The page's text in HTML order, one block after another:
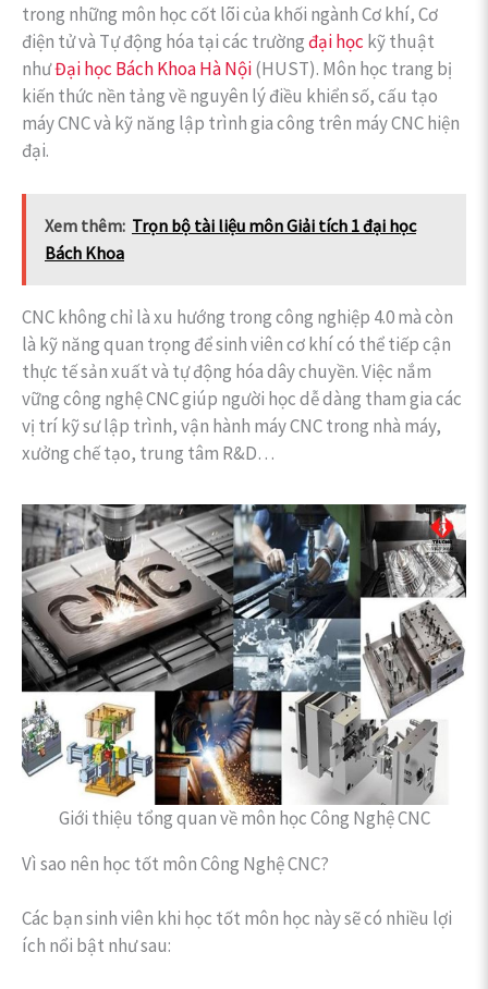
trong những môn học cốt lõi của khối ngành Cơ khí, Cơ
điện tử và Tự động hóa tại các trườngđại học kỹ thuật
nhưĐại học Bách Khoa Hà Nội(HUST). Môn học trang bị
kiến thức nền tảng về nguyên lý điều khiển số, cấu tạo
máy CNC và kỹ năng lập trình gia công trên máy CNC hiện
đại.
Xem thêm: Trọn bộ tài liệu môn Giải tích 1 đại học
Bách Khoa
CNC không chỉ là xu hướng trong công nghiệp 4.0 mà còn
là kỹ năng quan trọng để sinh viên cơ khí có thể tiếp cận
thực tế sản xuất và tự động hóa dây chuyền. Việc nắm
vững công nghệ CNC giúp người học dễ dàng tham gia các
vị trí kỹ sư lập trình, vận hành máy CNC trong nhà máy,
xưởng chế tạo, trung tâm R&D…
Giới thiệu tổng quan về môn học Công Nghệ CNC
Vì sao nên học tốt môn Công Nghệ CNC?
Các bạn sinh viên khi học tốt môn học này sẽ có nhiều lợi
ích nổi bật như sau: